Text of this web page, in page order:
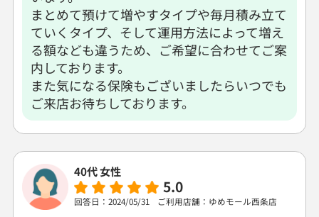
まとめて預けて増やすタイプや毎月積み立て
ていくタイプ、そして運用方法によって増え
る額なども違うため、ご希望に合わせてご案
内しております。
また気になる保険もございましたらいつでも
ご来店お待ちしております。
40代 女性
5.0
回答日：2024/05/31 ご利用店舗：ゆめモール西条店